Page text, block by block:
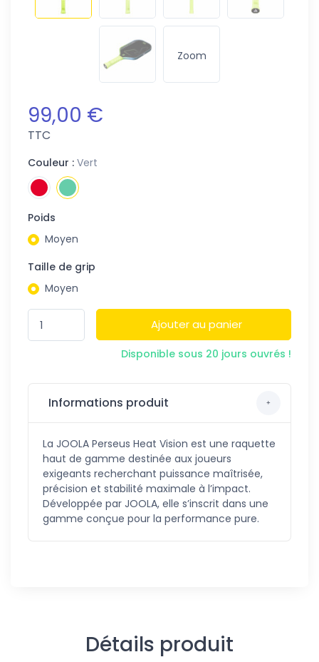
Zoom
99,00 €
TTC
Couleur : Vert
Poids
Moyen
Taille de grip
Moyen
Ajouter au panier
Disponible sous 20 jours ouvrés !
Informations produit
La JOOLA Perseus Heat Vision est une raquette
haut de gamme destinée aux joueurs
exigeants recherchant puissance maîtrisée,
précision et stabilité maximale à l’impact.
Développée par JOOLA, elle s’inscrit dans une
gamme conçue pour la performance pure.
Détails produit